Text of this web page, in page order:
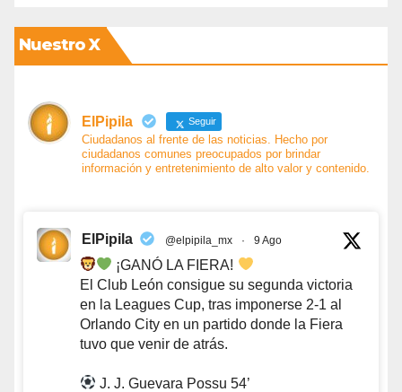
Nuestro X
ElPipila Seguir
Ciudadanos al frente de las noticias. Hecho por
ciudadanos comunes preocupados por brindar
información y entretenimiento de alto valor y contenido.
ElPipila @elpipila_mx · 9 Ago
¡GANÓ LA FIERA!
El Club León consigue su segunda victoria
en la Leagues Cup, tras imponerse 2-1 al
Orlando City en un partido donde la Fiera
tuvo que venir de atrás.
J. J. Guevara Possu 54’